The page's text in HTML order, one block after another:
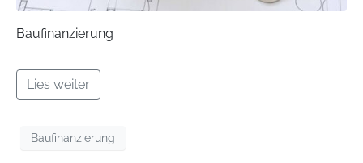
Baufinanzierung
Lies weiter
Baufinanzierung